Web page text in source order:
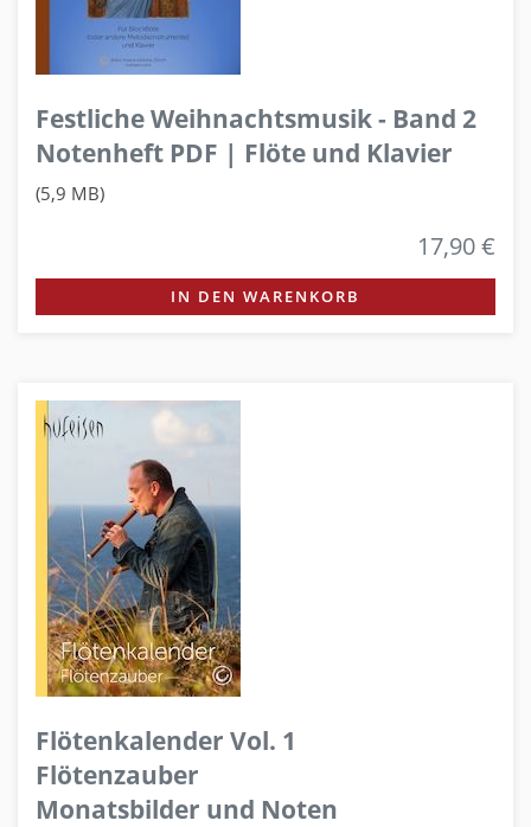
Festliche Weihnachtsmusik - Band 2
Notenheft PDF | Flöte und Klavier
(5,9 MB)
17,90 €
IN DEN WARENKORB
Flötenkalender Vol. 1
Flötenzauber
Monatsbilder und Noten